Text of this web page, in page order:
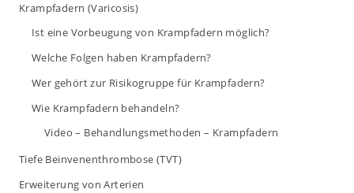
Krampfadern (Varicosis)
Ist eine Vorbeugung von Krampfadern möglich?
Welche Folgen haben Krampfadern?
Wer gehört zur Risikogruppe für Krampfadern?
Wie Krampfadern behandeln?
Video – Behandlungsmethoden – Krampfadern
Tiefe Beinvenenthrombose (TVT)
Erweiterung von Arterien